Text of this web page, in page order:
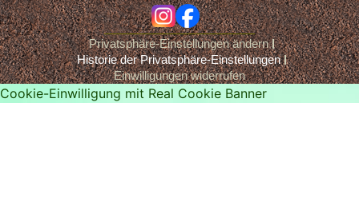
igfb
Privatsphäre-Einstellungen ändern
Historie der Privatsphäre-Einstellungen
Einwilligungen widerrufen
Cookie-Einwilligung mit Real Cookie Banner